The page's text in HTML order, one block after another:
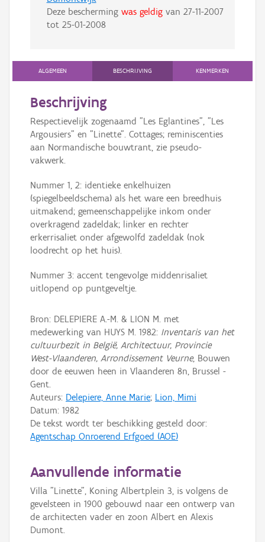
Deze bescherming was geldigvan 27-11-2007
tot 25-01-2008
ALGEMEEN BESCHRIJVING KENMERKEN
Beschrijving
Respectievelijk zogenaamd "Les Eglantines", "Les
Argousiers" en "Linette". Cottages; reminiscenties
aan Normandische bouwtrant, zie pseudo-
vakwerk.
Nummer 1, 2: identieke enkelhuizen
(spiegelbeeldschema) als het ware een breedhuis
uitmakend; gemeenschappelijke inkom onder
overkragend zadeldak; linker en rechter
erkerrisaliet onder afgewolfd zadeldak (nok
loodrecht op het huis).
Nummer 3: accent tengevolge middenrisaliet
uitlopend op puntgeveltje.
Bron: DELEPIERE A.-M. & LION M. met
medewerking van HUYS M. 1982: Inventaris van het
cultuurbezit in België, Architectuur, Provincie
West-Vlaanderen, Arrondissement Veurne, Bouwen
door de eeuwen heen in Vlaanderen 8n, Brussel -
Gent.
Auteurs: Delepiere, Anne Marie; Lion, Mimi
Datum: 1982
De tekst wordt ter beschikking gesteld door:
Agentschap Onroerend Erfgoed (AOE)
Aanvullende informatie
Villa "Linette", Koning Albertplein 3, is volgens de
gevelsteen in 1900 gebouwd naar een ontwerp van
de architecten vader en zoon Albert en Alexis
Dumont.